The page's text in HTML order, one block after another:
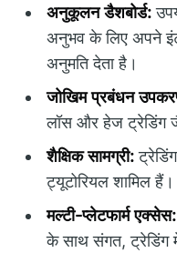
अनुकूलन डैशबोर्ड:
अनुभव के लिए अपने
अनुमति देता है।
जोखिम प्रबंधन
लॉस और हेज ट्रेडिंग
शैक्षिक सामग्री:
ट्यूटोरियल शामिल हैं।
मल्टी-प्लेटफार्म एक्सेस:
के साथ संगत, ट्रेडिंग